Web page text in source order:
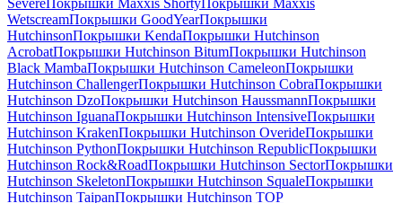
WetscreamПокрышки GoodYearПокрышки
HutchinsonПокрышки KendaПокрышки Hutchinson
AcrobatПокрышки Hutchinson BitumПокрышки Hutchinson
Black MambaПокрышки Hutchinson CameleonПокрышки
Hutchinson ChallengerПокрышки Hutchinson CobraПокрышки
Hutchinson DzoПокрышки Hutchinson HaussmannПокрышки
Hutchinson IguanaПокрышки Hutchinson IntensiveПокрышки
Hutchinson KrakenПокрышки Hutchinson OverideПокрышки
Hutchinson PythonПокрышки Hutchinson RepublicПокрышки
Hutchinson Rock&RoadПокрышки Hutchinson SectorПокрышки
Hutchinson SkeletonПокрышки Hutchinson SqualeПокрышки
Hutchinson TaipanПокрышки Hutchinson TOP